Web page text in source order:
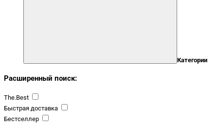
Категории
Расширенный поиск:
The.Best
Быстрая доставка
Бестселлер